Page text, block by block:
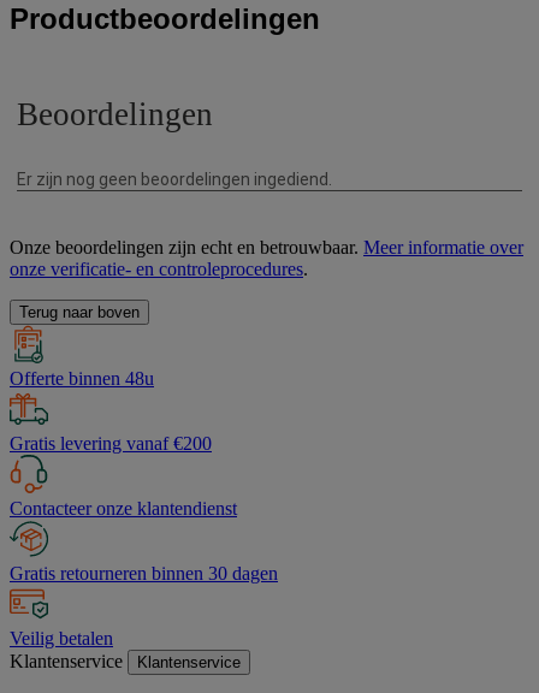
Productbeoordelingen
Onze beoordelingen zijn echt en betrouwbaar. Meer informatie over
onze verificatie- en controleprocedures.
Terug naar boven
Offerte binnen 48u
Gratis levering vanaf €200
Contacteer onze klantendienst
Gratis retourneren binnen 30 dagen
Veilig betalen
Klantenservice
Klantenservice